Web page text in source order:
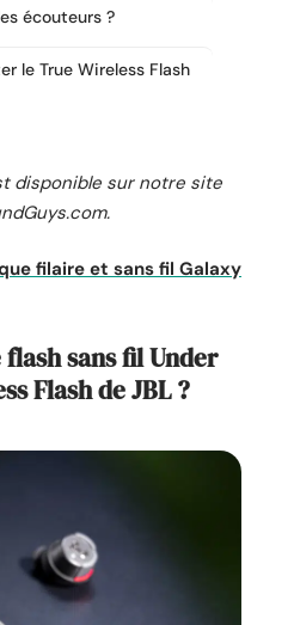
écouteurs ?
le True Wireless Flash
disponible sur notre site
filaire et sans fil Galaxy
sans fil Under
Flash de JBL ?